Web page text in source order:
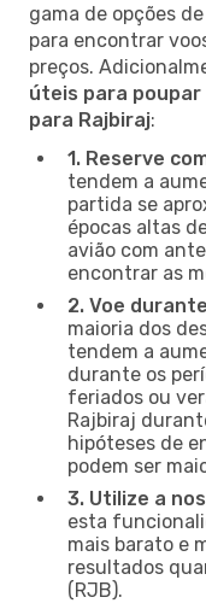
gama de opções
para encontrar
preços.
úteis para poupar
para Rajbiraj:
1. Reserve
tendem a
partida se
épocas altas
avião com
encontrar as
2. Voe
maioria dos
tendem a
durante os
feriados ou
Rajbiraj
hipóteses de
podem ser
3. Utilize a
esta
mais barato e
resultados
(RJB).